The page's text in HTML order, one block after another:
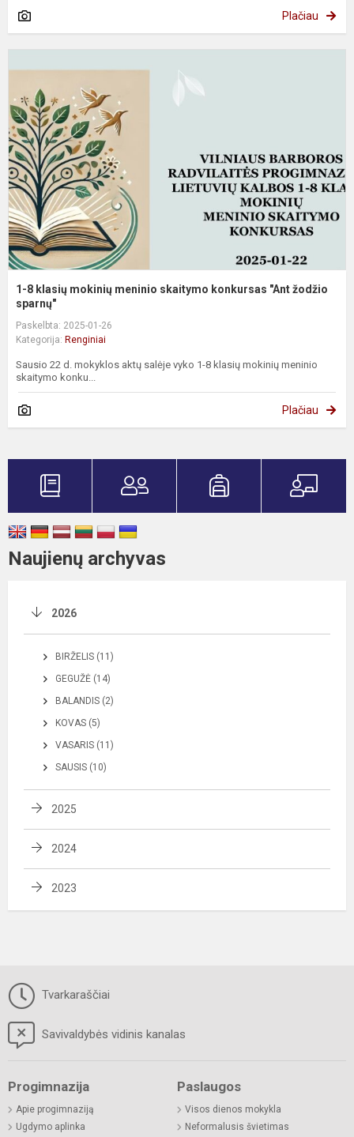
Plačiau
1-8 klasių mokinių meninio skaitymo konkursas "Ant žodžio
sparnų"
Paskelbta: 2025-01-26
Kategorija: Renginiai
Sausio 22 d. mokyklos aktų salėje vyko 1-8 klasių mokinių meninio
skaitymo konku...
Plačiau
Naujienų archyvas
2026
BIRŽELIS (11)
GEGUŽĖ (14)
BALANDIS (2)
KOVAS (5)
VASARIS (11)
SAUSIS (10)
2025
2024
2023
Tvarkaraščiai
Savivaldybės vidinis kanalas
Progimnazija
Apie progimnaziją
Ugdymo aplinka
Paslaugos
Visos dienos mokykla
Neformalusis švietimas